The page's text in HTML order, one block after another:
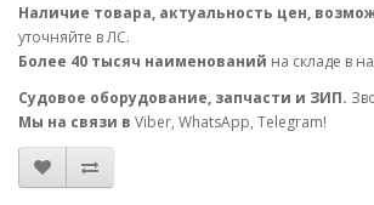
Наличие товара, актуальность цен,
уточняйте в ЛС.
Более 40 тысяч наименований на складе в
Судовое оборудование, запчасти и ЗИП.
Мы на связи в Viber, WhatsApp, Telegram!